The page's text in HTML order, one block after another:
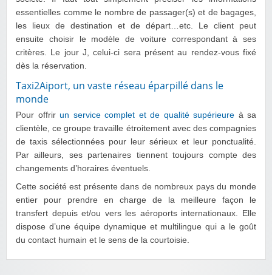
essentielles comme le nombre de passager(s) et de bagages,
les lieux de destination et de départ…etc. Le client peut
ensuite choisir le modèle de voiture correspondant à ses
critères. Le jour J, celui-ci sera présent au rendez-vous fixé
dès la réservation.
Taxi2Aiport, un vaste réseau éparpillé dans le
monde
Pour offrir un service complet et de qualité supérieure à sa
clientèle, ce groupe travaille étroitement avec des compagnies
de taxis sélectionnées pour leur sérieux et leur ponctualité.
Par ailleurs, ses partenaires tiennent toujours compte des
changements d’horaires éventuels.
Cette société est présente dans de nombreux pays du monde
entier pour prendre en charge de la meilleure façon le
transfert depuis et/ou vers les aéroports internationaux. Elle
dispose d’une équipe dynamique et multilingue qui a le goût
du contact humain et le sens de la courtoisie.